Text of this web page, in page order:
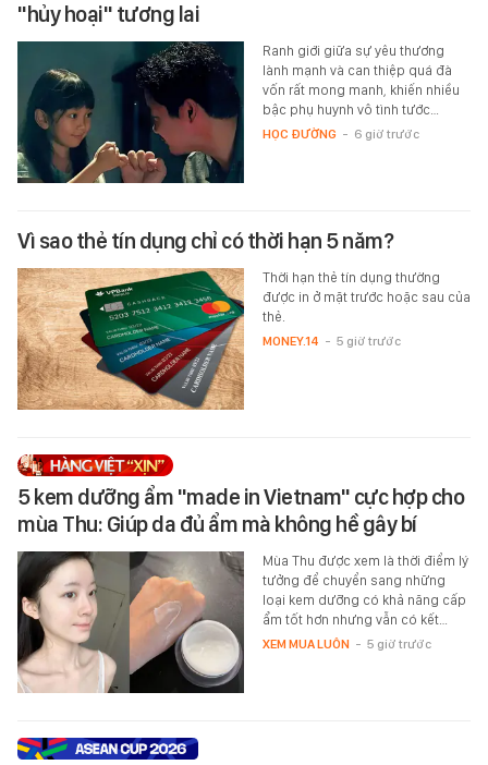
"hủy hoại" tương lai
Ranh giới giữa sự yêu thương
lành mạnh và can thiệp quá đà
vốn rất mong manh, khiến nhiều
bậc phụ huynh vô tình tước…
HỌC ĐƯỜNG - 6 giờ trước
Vì sao thẻ tín dụng chỉ có thời hạn 5 năm?
Thời hạn thẻ tín dụng thường
được in ở mặt trước hoặc sau của
thẻ.
MONEY.14 - 5 giờ trước
5 kem dưỡng ẩm "made in Vietnam" cực hợp cho
mùa Thu: Giúp da đủ ẩm mà không hề gây bí
Mùa Thu được xem là thời điểm lý
tưởng để chuyển sang những
loại kem dưỡng có khả năng cấp
ẩm tốt hơn nhưng vẫn có kết…
XEM MUA LUÔN - 5 giờ trước